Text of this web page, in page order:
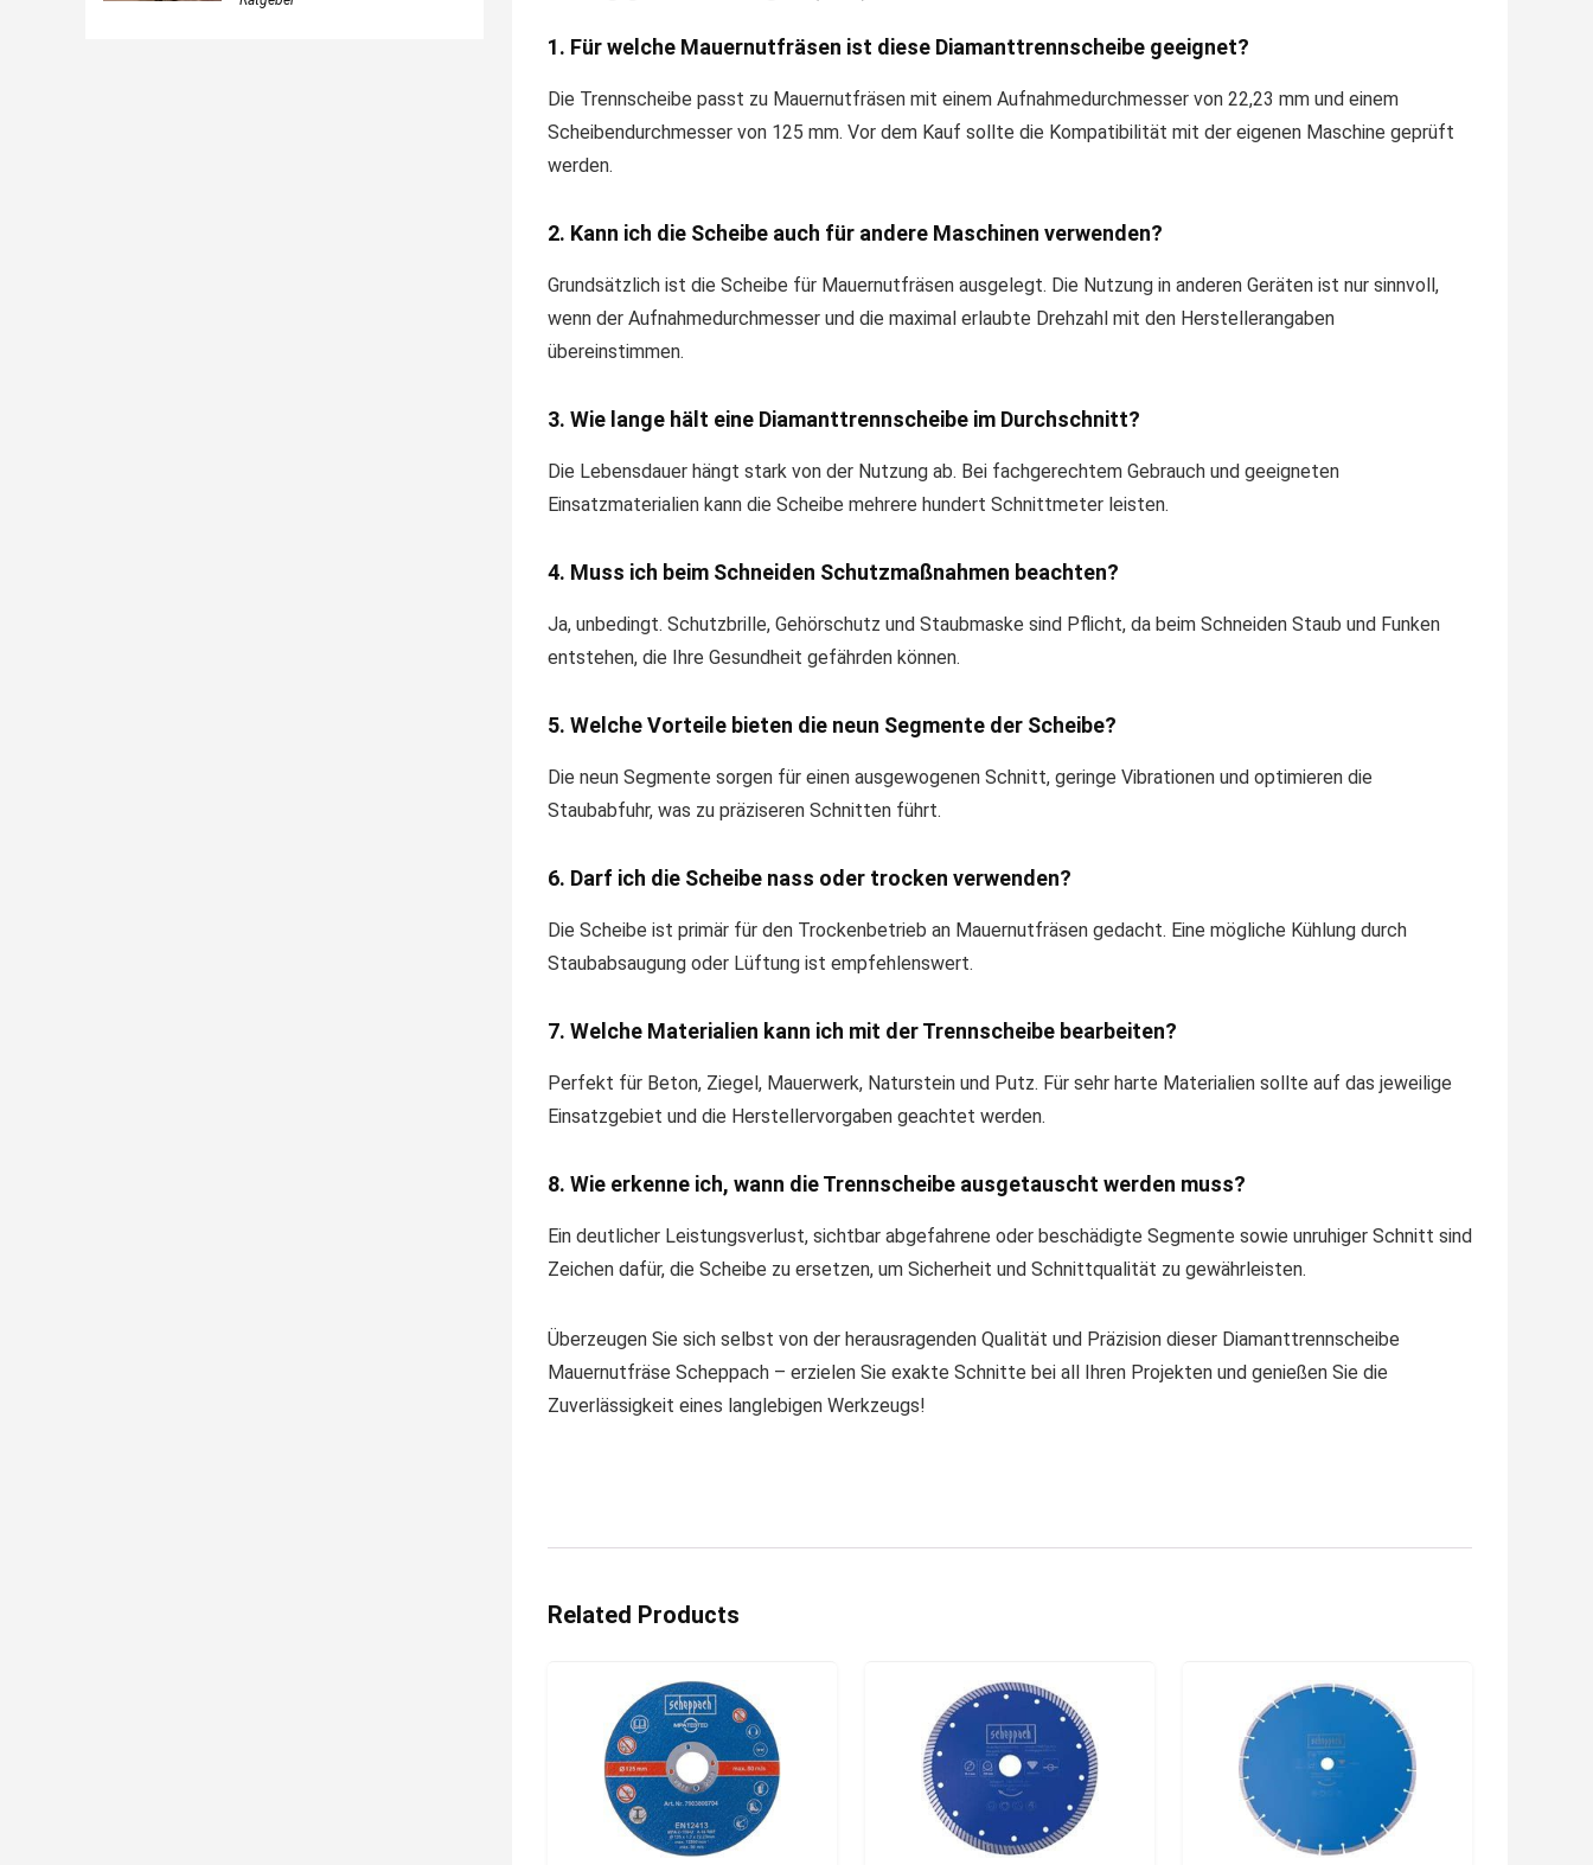
1. Für welche Mauernutfräsen ist diese Diamanttrennscheibe geeignet?
Die Trennscheibe passt zu Mauernutfräsen mit einem Aufnahmedurchmesser von 22,23 mm und einem
Scheibendurchmesser von 125 mm. Vor dem Kauf sollte die Kompatibilität mit der eigenen Maschine geprüft
werden.
2. Kann ich die Scheibe auch für andere Maschinen verwenden?
Grundsätzlich ist die Scheibe für Mauernutfräsen ausgelegt. Die Nutzung in anderen Geräten ist nur sinnvoll,
wenn der Aufnahmedurchmesser und die maximal erlaubte Drehzahl mit den Herstellerangaben
übereinstimmen.
3. Wie lange hält eine Diamanttrennscheibe im Durchschnitt?
Die Lebensdauer hängt stark von der Nutzung ab. Bei fachgerechtem Gebrauch und geeigneten
Einsatzmaterialien kann die Scheibe mehrere hundert Schnittmeter leisten.
4. Muss ich beim Schneiden Schutzmaßnahmen beachten?
Ja, unbedingt. Schutzbrille, Gehörschutz und Staubmaske sind Pflicht, da beim Schneiden Staub und Funken
entstehen, die Ihre Gesundheit gefährden können.
5. Welche Vorteile bieten die neun Segmente der Scheibe?
Die neun Segmente sorgen für einen ausgewogenen Schnitt, geringe Vibrationen und optimieren die
Staubabfuhr, was zu präziseren Schnitten führt.
6. Darf ich die Scheibe nass oder trocken verwenden?
Die Scheibe ist primär für den Trockenbetrieb an Mauernutfräsen gedacht. Eine mögliche Kühlung durch
Staubabsaugung oder Lüftung ist empfehlenswert.
7. Welche Materialien kann ich mit der Trennscheibe bearbeiten?
Perfekt für Beton, Ziegel, Mauerwerk, Naturstein und Putz. Für sehr harte Materialien sollte auf das jeweilige
Einsatzgebiet und die Herstellervorgaben geachtet werden.
8. Wie erkenne ich, wann die Trennscheibe ausgetauscht werden muss?
Ein deutlicher Leistungsverlust, sichtbar abgefahrene oder beschädigte Segmente sowie unruhiger Schnitt sind
Zeichen dafür, die Scheibe zu ersetzen, um Sicherheit und Schnittqualität zu gewährleisten.
Überzeugen Sie sich selbst von der herausragenden Qualität und Präzision dieser Diamanttrennscheibe
Mauernutfräse Scheppach – erzielen Sie exakte Schnitte bei all Ihren Projekten und genießen Sie die
Zuverlässigkeit eines langlebigen Werkzeugs!
Related Products